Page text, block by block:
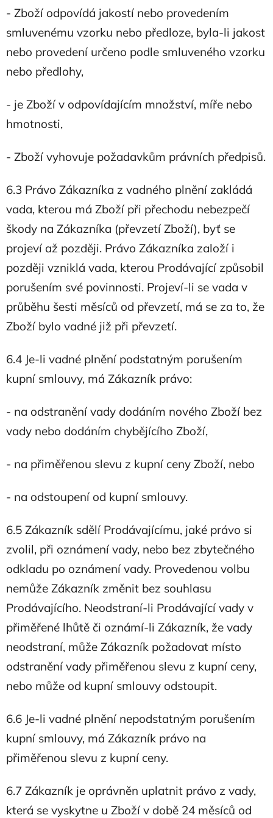
- Zboží odpovídá jakostí nebo provedením
smluvenému vzorku nebo předloze, byla-li jakost
nebo provedení určeno podle smluveného vzorku
nebo předlohy,
- je Zboží v odpovídajícím množství, míře nebo
hmotnosti,
- Zboží vyhovuje požadavkům právních předpisů.
6.3 Právo Zákazníka z vadného plnění zakládá
vada, kterou má Zboží při přechodu nebezpečí
škody na Zákazníka (převzetí Zboží), byť se
projeví až později. Právo Zákazníka založí i
později vzniklá vada, kterou Prodávající způsobil
porušením své povinnosti. Projeví-li se vada v
průběhu šesti měsíců od převzetí, má se za to, že
Zboží bylo vadné již při převzetí.
6.4 Je-li vadné plnění podstatným porušením
kupní smlouvy, má Zákazník právo:
- na odstranění vady dodáním nového Zboží bez
vady nebo dodáním chybějícího Zboží,
- na přiměřenou slevu z kupní ceny Zboží, nebo
- na odstoupení od kupní smlouvy.
6.5 Zákazník sdělí Prodávajícímu, jaké právo si
zvolil, při oznámení vady, nebo bez zbytečného
odkladu po oznámení vady. Provedenou volbu
nemůže Zákazník změnit bez souhlasu
Prodávajícího. Neodstraní-li Prodávající vady v
přiměřené lhůtě či oznámí-li Zákazník, že vady
neodstraní, může Zákazník požadovat místo
odstranění vady přiměřenou slevu z kupní ceny,
nebo může od kupní smlouvy odstoupit.
6.6 Je-li vadné plnění nepodstatným porušením
kupní smlouvy, má Zákazník právo na
přiměřenou slevu z kupní ceny.
6.7 Zákazník je oprávněn uplatnit právo z vady,
která se vyskytne u Zboží v době 24 měsíců od